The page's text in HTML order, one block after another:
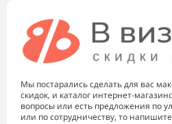
Мы постарались сделать для вас
скидок, и каталог интернет-
вопросы или есть предложения по
или по сотрудничеству, то